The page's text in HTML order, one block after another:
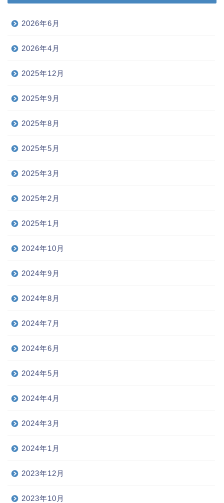
2026年6月
2026年4月
2025年12月
2025年9月
2025年8月
2025年5月
2025年3月
2025年2月
2025年1月
2024年10月
2024年9月
2024年8月
2024年7月
2024年6月
2024年5月
2024年4月
2024年3月
2024年1月
2023年12月
2023年10月